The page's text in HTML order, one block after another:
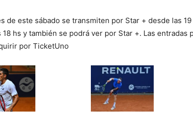
de este sábado se transmiten por Star + desde las
18 hs y también se podrá ver por Star +. Las entradas
por TicketUno